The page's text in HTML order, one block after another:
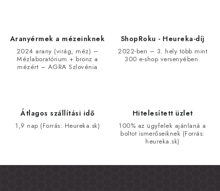
eAranyérmek a mézeinknek
2024 arany (virág, méz) –
Mézlaboratórium + bronz a
mézért – AGRA Szlovénia
ShopRoku - Heureka-díj
2022-ben – 3. hely több mint
300 e-shop versenyében.
Átlagos szállítási idő
1,9 nap (Forrás: Heureka.sk)
Hitelesített üzlet
100% az ügyfelek ajánlaná a
boltot ismerőseiknek (Forrás:
heureka.sk)